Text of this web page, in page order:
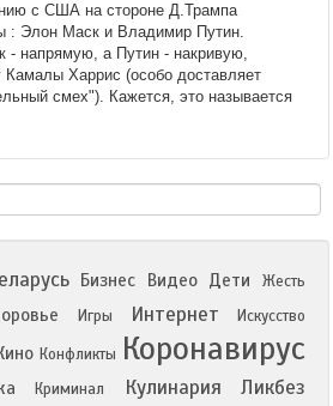
с США на стороне Д.Трампа
: Элон Маск и Владимир Путин.
- напрямую, а Путин - накривую,
Камалы Харрис (особо доставляет
смех"). Кажется, это называется
Бизнес Видео Дети
Жесть
Игры Интернет Искусство
Конфликты Коронавирус
Криминал Кулинария Ликбез